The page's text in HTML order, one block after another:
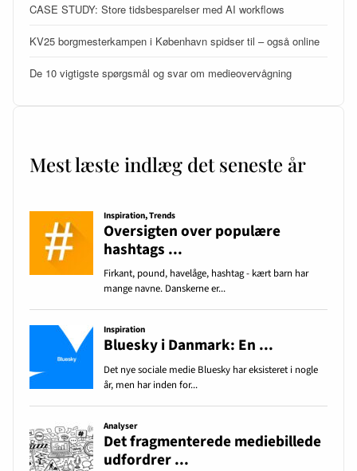
CASE STUDY: Store tidsbesparelser med AI workflows
KV25 borgmesterkampen i København spidser til – også online
De 10 vigtigste spørgsmål og svar om medieovervågning
Mest læste indlæg det seneste år